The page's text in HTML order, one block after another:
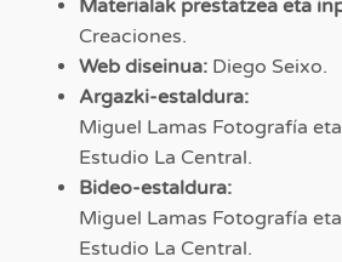
Materialak prestatzea eta
Creaciones.
Web diseinua: Diego Seixo.
Argazki-estaldura:
Miguel Lamas Fotografía
Estudio La Central.
Bideo-estaldura:
Miguel Lamas Fotografía
Estudio La Central.